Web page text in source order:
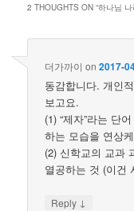
2 THOUGHTS ON “하나님
더가까이 on2017-
동감합니다. 개인
보고요.
(1) “제자”라는 단
하는 모습을 연상
(2) 신학교의 교과
열공하는 것 (이건
Reply ↓